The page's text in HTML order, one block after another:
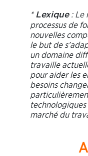
* Lexique: Le
processus de
nouvelles
le but de
un domaine
travaille
pour aider les
besoins
marché du